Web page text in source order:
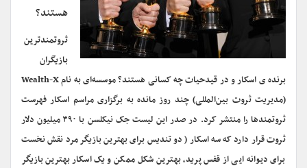
هستند؟
ثروتمندترین
بازیگران
برنده ی اسکار و در قیدحیات چه کسانی هستند؟ موسسه‌ای به نام Wealth-X
(مدیریت ثروت بین‌المللی) چند روز مانده به برگزاری مراسم اسکار فهرست
ثروتمندها را منتشر کرد. در صدر این لیست جک نیکلسن با ۳۹۰ میلیون دلار
ثروت قرار دارد که سه اسکار ( دو تندیس برای بهترین بازیگر مرد نقش نخست
برای دیوانه ایی از قفس پرید، بهترین شکل ممکن و یک اسکار بهترین بازیگر